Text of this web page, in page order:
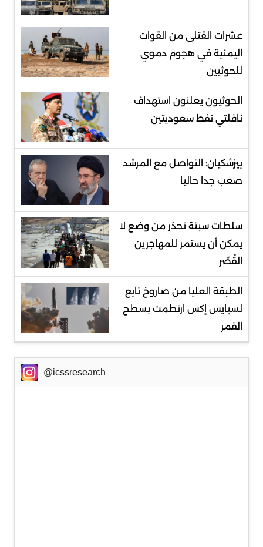
عشرات القتلى من القوات
اليمنية في هجوم دموي
للحوثيين
الحوثيون يعلنون استهداف
ناقلتي نفط سعوديتين
بيزشكيان: التواصل مع المرشد
صعب جدا حاليا
سلطات سبتة تحذر من وضع لا
يمكن أن يستمر للمهاجرين
القُصّر
الطبقة العليا من صاروخ تابع
لسبايس إكس ارتطمت بسطح
القمر
@icssresearch